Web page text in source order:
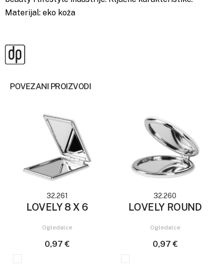
Materijal: eko koža
POVEZANI PROIZVODI
32.261
LOVELY 8 X 6
Ogledalce
0,97 €
32.260
LOVELY ROUND
Ogledalce
0,97 €